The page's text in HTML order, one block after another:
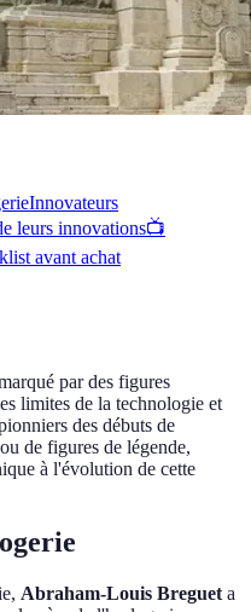
Innovateurs
leurs innovations📺
avant achat
par des figures
limites de la technologie et
des débuts de
de figures de légende,
à l'évolution de cette
Abraham-Louis Breguet a